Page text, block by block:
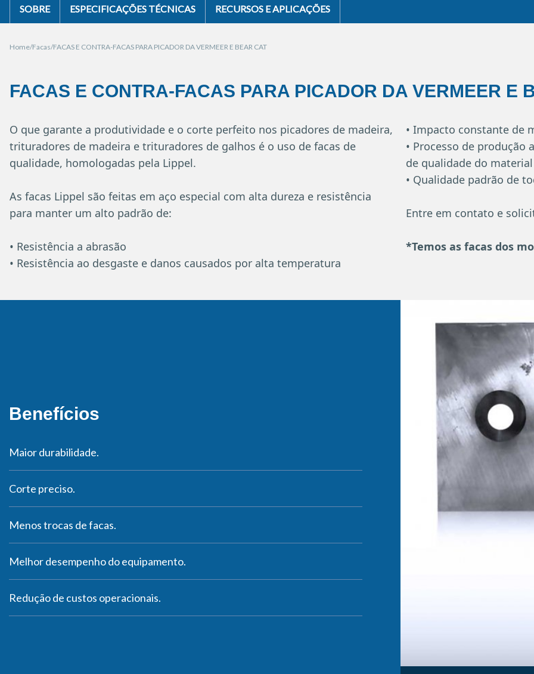
SOBRE ESPECIFICAÇÕES TÉCNICAS RECURSOS E APLICAÇÕES
Home Facas FACAS E CONTRA-FACAS PARA PICADOR DA VERMEER E BEAR CAT
FACAS E CONTRA-FACAS PARA PICADOR DA VERMEER E
O que garante a produtividade e o corte perfeito nos picadores de madeira,
trituradores de madeira e trituradores de galhos é o uso de facas de
qualidade, homologadas pela Lippel.
As facas Lippel são feitas em aço especial com alta dureza e resistência
para manter um alto padrão de:
• Resistência a abrasão
• Resistência ao desgaste e danos causados por alta temperatura
• Impacto constante de
• Processo de
de qualidade do
• Qualidade padrão de
Entre em contato e
*Temos as facas dos
Benefícios
Maior durabilidade.
Corte preciso.
Menos trocas de facas.
Melhor desempenho do equipamento.
Redução de custos operacionais.